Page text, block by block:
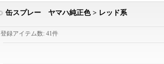
缶スプレー ヤマハ純正色 > レッド系
登録アイテム数: 41件